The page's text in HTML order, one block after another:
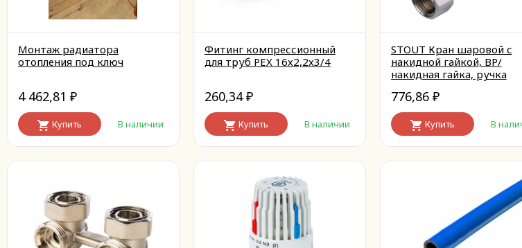
Монтаж радиатора
отопления под ключ
4 462,81 ₽
Купить В наличии
Фитинг компрессионный
для труб PEX 16х2,2х3/4
260,34 ₽
Купить В наличии
STOUT Кран шаровой с
накидной гайкой, ВР/
накидная гайка, ручка
776,86 ₽
Купить В